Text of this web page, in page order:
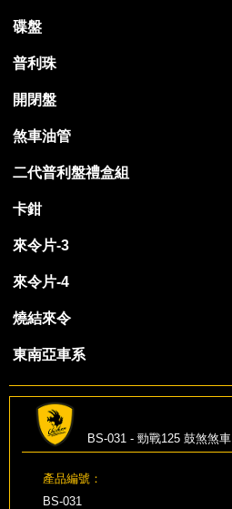
碟盤
普利珠
開閉盤
煞車油管
二代普利盤禮盒組
卡鉗
來令片-3
來令片-4
燒結來令
東南亞車系
BS-031 - 勁戰125 鼓煞煞車
產品編號：
BS-031